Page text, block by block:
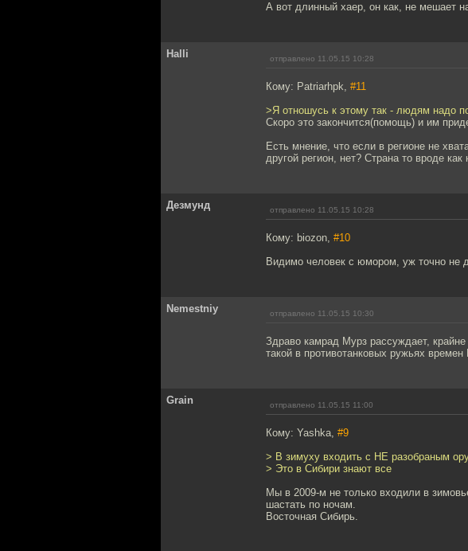
А вот длинный хаер, он как, не мешает
Halli отправлено 11.05.15 10:28
Кому: Patriarhpk, #11
>Я отношусь к этому так - людям надо
Скоро это закончится(помощь) и им
Есть мнение, что если в регионе не
другой регион, нет? Страна то вроде как
Дезмунд отправлено 11.05.15 10:28
Кому: biozon, #10
Видимо человек с юмором, уж точно не
Nemestniy отправлено 11.05.15 10:30
Здраво камрад Мурз рассуждает,
такой в противотанковых ружьях
Grain отправлено 11.05.15 11:00
Кому: Yashka, #9
> В зимуху входить с НЕ разобраным
> Это в Сибири знают все
Мы в 2009-м не только входили в
шастать по ночам.
Восточная Сибирь.